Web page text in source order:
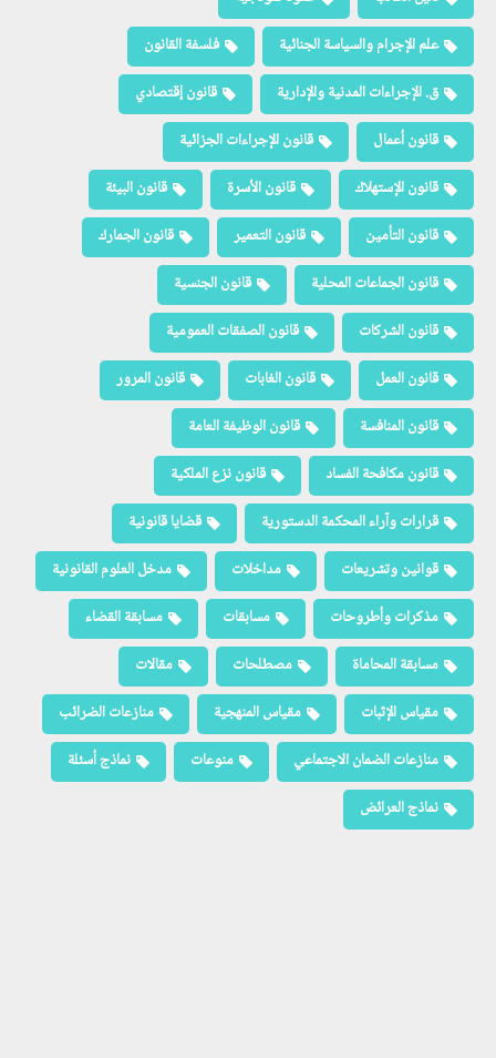
علم الإجرام والسياسة الجنائية
فلسفة القانون
ق. الإجراءات المدنية والإدارية
قانون إقتصادي
قانون أعمال
قانون الإجراءات الجزائية
قانون الإستهلاك
قانون الأسرة
قانون البيئة
قانون التأمين
قانون التعمير
قانون الجمارك
قانون الجماعات المحلية
قانون الجنسية
قانون الشركات
قانون الصفقات العمومية
قانون العمل
قانون الغابات
قانون المرور
قانون المنافسة
قانون الوظيفة العامة
قانون مكافحة الفساد
قانون نزع الملكية
قرارات وآراء المحكمة الدستورية
قضايا قانونية
قوانين وتشريعات
مداخلات
مدخل العلوم القانونية
مذكرات وأطروحات
مسابقات
مسابقة القضاء
مسابقة المحاماة
مصطلحات
مقالات
مقياس الإثبات
مقياس المنهجية
منازعات الضرائب
منازعات الضمان الاجتماعي
منوعات
نماذج أسئلة
نماذج العرائض